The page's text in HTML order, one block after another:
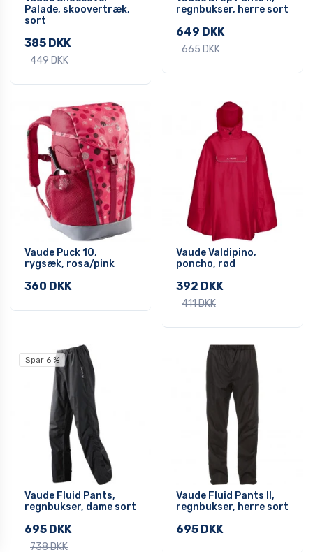
Palade, skoovertræk,
sort
385 DKK
449 DKK
regnbukser, herre sort
649 DKK
665 DKK
Vaude Puck 10,
rygsæk, rosa/pink
360 DKK
Vaude Valdipino,
poncho, rød
392 DKK
411 DKK
Spar 6 %
Vaude Fluid Pants,
regnbukser, dame sort
695 DKK
738 DKK
Vaude Fluid Pants II,
regnbukser, herre sort
695 DKK